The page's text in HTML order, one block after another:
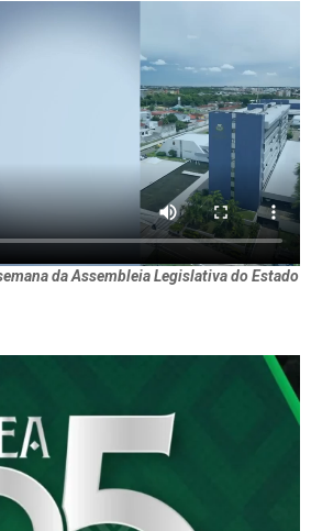
da Assembleia Legislativa do Estado